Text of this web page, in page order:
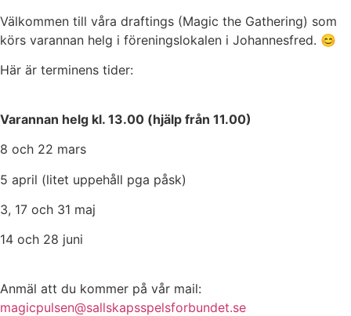
Välkommen till våra draftings (Magic the Gathering) som
körs varannan helg i föreningslokalen i Johannesfred. 😊
Här är terminens tider:
Varannan helg kl. 13.00 (hjälp från 11.00)
8 och 22 mars
5 april (litet uppehåll pga påsk)
3, 17 och 31 maj
14 och 28 juni
Anmäl att du kommer på vår mail:
magicpulsen@sallskapsspelsforbundet.se